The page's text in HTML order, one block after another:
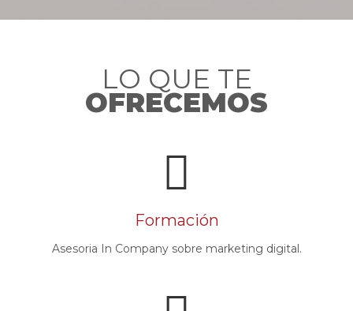
LO QUE TE
OFRECEMOS
Formación
Asesoria In Company sobre marketing digital.